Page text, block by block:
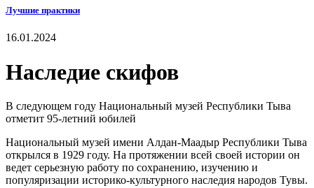
Лучшие практики
16.01.2024
Наследие скифов
В следующем году Национальный музей Республики Тыва
отметит 95-летний юбилей
Национальный музей имени Алдан-Маадыр Республики Тыва
открылся в 1929 году. На протяжении всей своей истории он
ведет серьезную работу по сохранению, изучению и
популяризации историко-культурного наследия народов Тувы.